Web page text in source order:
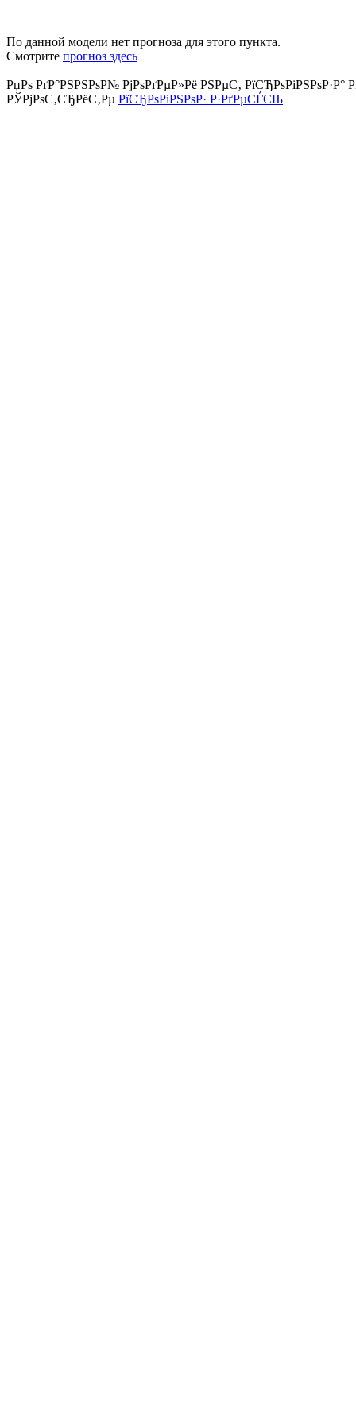
По данной модели нет прогноза для этого пункта.
Смотрите прогноз здесь
РџРѕ РґР°РЅРЅРѕР№ РјРѕРґРµР»Рё РЅРµС‚ РїСЂРѕРіРЅРѕР·Р°
РЎРјРѕС‚СЂРёС‚Рµ РїСЂРѕРіРЅРѕР· Р·РґРµСЃСЊ